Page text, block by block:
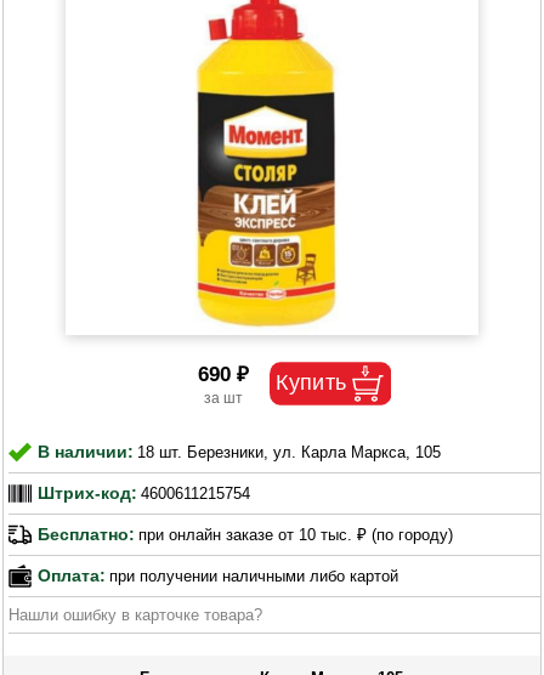
690 ₽
В наличии: 18 шт. Березники, ул. Карла Маркса, 105
Штрих-код: 4600611215754
Бесплатно: при онлайн заказе от 10 тыс. ₽ (по городу)
Оплата: при получении наличными либо картой
Нашли ошибку в карточке товара?